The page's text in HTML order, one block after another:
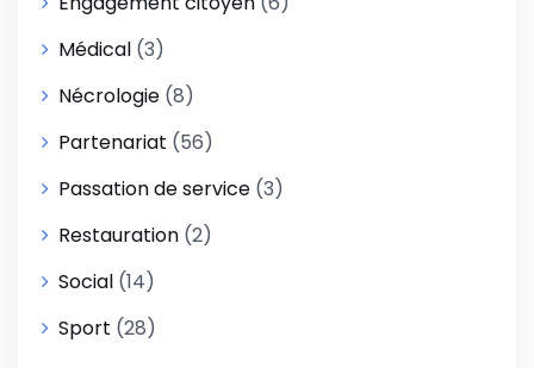
Médical (3)
Nécrologie (8)
Partenariat (56)
Passation de service (3)
Restauration (2)
Social (14)
Sport (28)